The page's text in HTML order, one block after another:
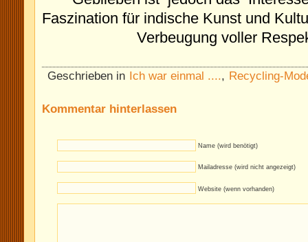
Faszination für indische Kunst und
Verbeugung voller
Geschrieben in Ich war einmal ...., Recycling-
Kommentar hinterlassen
Name (wird benötigt)
Mailadresse (wird nicht angezeigt)
Website (wenn vorhanden)